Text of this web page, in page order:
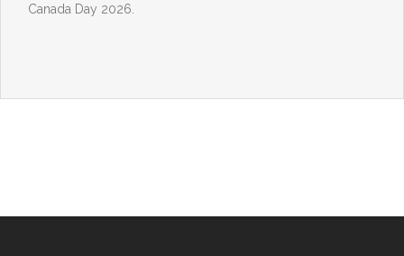
Canada Day 2026.